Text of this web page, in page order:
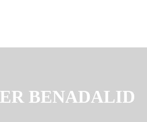
BENADALID